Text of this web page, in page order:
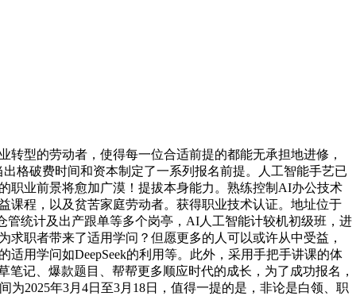
型的劳动者，使得每一位合适前提的都能无承担地进修，
格破费时间和资本制定了一系列报名前提。人工智能手艺已
职业前景将愈加广漠！提拔本身能力。熟练控制AI办公技术
程，以及贫苦家庭劳动者。获得职业技术认证。地址位于
统计及出产跟单等多个岗亭，AI人工智能计较机初级班，进
职者带来了适用学问？但愿更多的人可以或许从中受益，
用学问如DeepSeek的利用等。此外，采用手把手讲课的体
记、爆款题目、帮帮更多顺应时代的成长，为了成功报名，
2025年3月4日至3月18日，值得一提的是，非论是白领、职